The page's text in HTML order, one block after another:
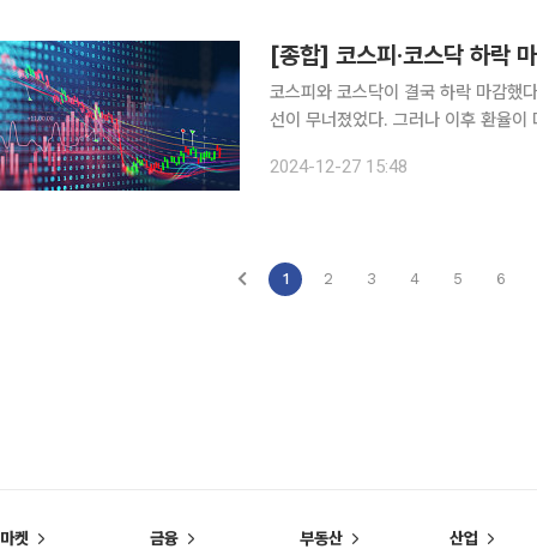
[종합] 코스피·코스닥 하락
코스피와 코스닥이 결국 하락 마감했
선이 무너졌었다. 그러나 이후 환율
중엔 전일 대비 40포인트 넘게 빠진
2024-12-27 15:48
1 2 3 4 5 6
마켓 금융 부동산 산업